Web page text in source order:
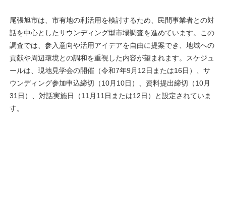
尾張旭市は、市有地の利活用を検討するため、民間事業者との対
話を中心としたサウンディング型市場調査を進めています。この
調査では、参入意向や活用アイデアを自由に提案でき、地域への
貢献や周辺環境との調和を重視した内容が望まれます。スケジュ
ールは、現地見学会の開催（令和7年9月12日または16日）、サ
ウンディング参加申込締切（10月10日）、資料提出締切（10月
31日）、対話実施日（11月11日または12日）と設定されていま
す。